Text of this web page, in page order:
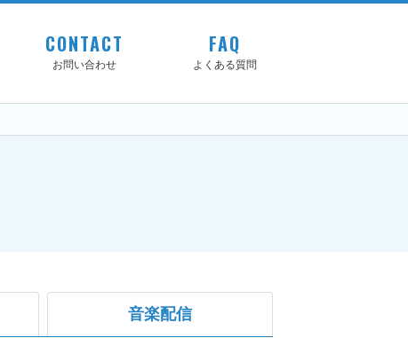
CONTACT
お問い合わせ
FAQ
よくある質問
音楽配信